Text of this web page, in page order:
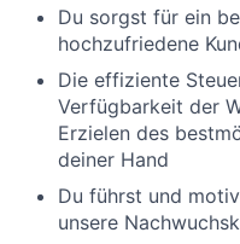
Du sorgst für ein
hochzufriedene
Die effiziente
Verfügbarkeit der
Erzielen des
deiner Hand
Du führst und
unsere